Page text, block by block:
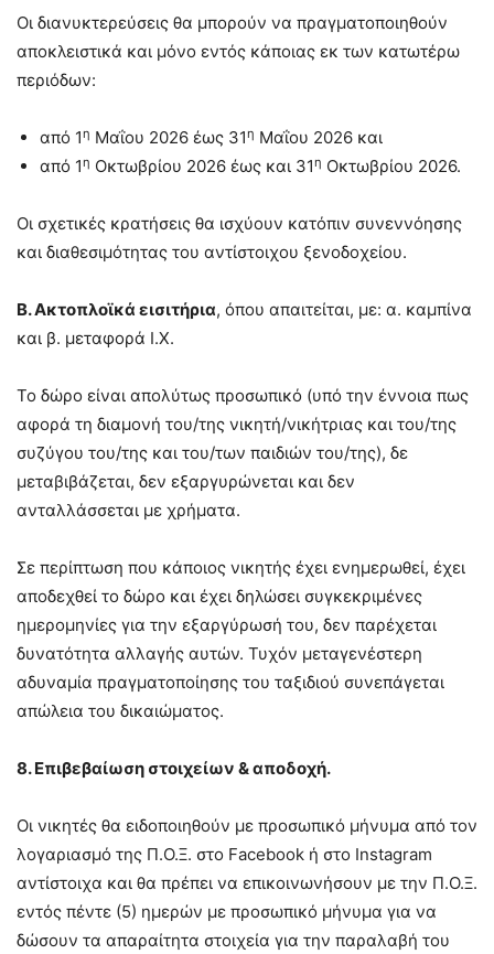
Οι διανυκτερεύσεις θα μπορούν να πραγματοποιηθούν
αποκλειστικά και μόνο εντός κάποιας εκ των κατωτέρω
περιόδων:
από 1η Μαΐου 2026 έως 31η Μαΐου 2026 και
από 1η Οκτωβρίου 2026 έως και 31η Οκτωβρίου 2026.
Οι σχετικές κρατήσεις θα ισχύουν κατόπιν συνεννόησης
και διαθεσιμότητας του αντίστοιχου ξενοδοχείου.
Β. Ακτοπλοϊκά εισιτήρια, όπου απαιτείται, με: α. καμπίνα
και β. μεταφορά Ι.Χ.
Το δώρο είναι απολύτως προσωπικό (υπό την έννοια πως
αφορά τη διαμονή του/της νικητή/νικήτριας και του/της
συζύγου του/της και του/των παιδιών του/της), δε
μεταβιβάζεται, δεν εξαργυρώνεται και δεν
ανταλλάσσεται με χρήματα.
Σε περίπτωση που κάποιος νικητής έχει ενημερωθεί, έχει
αποδεχθεί το δώρο και έχει δηλώσει συγκεκριμένες
ημερομηνίες για την εξαργύρωσή του, δεν παρέχεται
δυνατότητα αλλαγής αυτών. Τυχόν μεταγενέστερη
αδυναμία πραγματοποίησης του ταξιδιού συνεπάγεται
απώλεια του δικαιώματος.
8. Επιβεβαίωση στοιχείων & αποδοχή.
Οι νικητές θα ειδοποιηθούν με προσωπικό μήνυμα από τον
λογαριασμό της Π.Ο.Ξ. στο Facebook ή στο Instagram
αντίστοιχα και θα πρέπει να επικοινωνήσουν με την Π.Ο.Ξ.
εντός πέντε (5) ημερών με προσωπικό μήνυμα για να
δώσουν τα απαραίτητα στοιχεία για την παραλαβή του